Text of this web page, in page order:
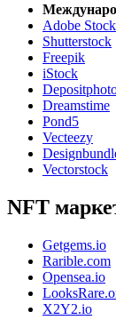
Adobe Stock
Shutterstock
Freepik
iStock
Dreamstime
Pond5
Vecteezy
Vectorstock
NFT
Getgems.io
Rarible.com
Opensea.io
X2Y2.io